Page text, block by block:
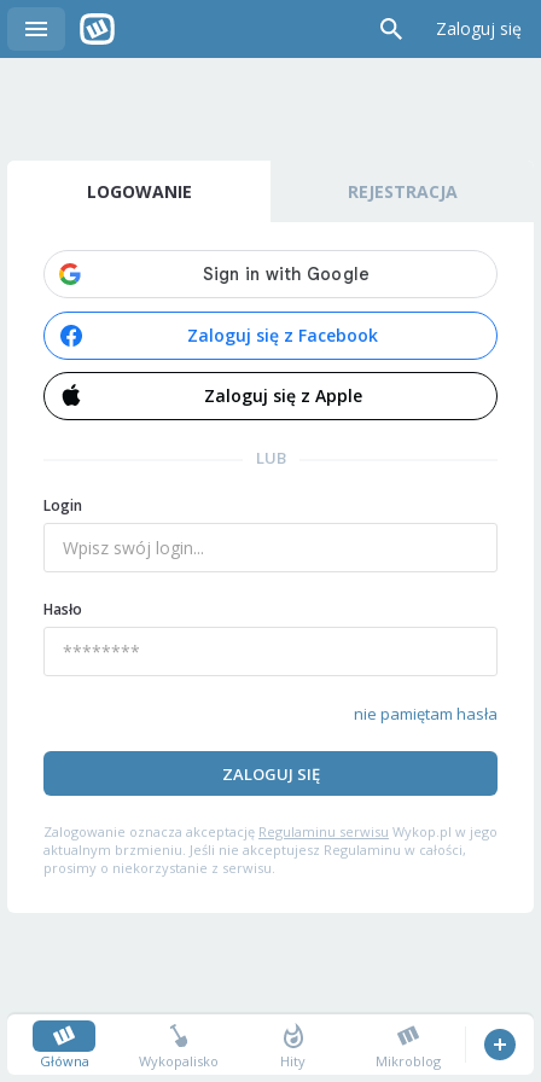
Zaloguj się
LOGOWANIE REJESTRACJA
Zaloguj się z Facebook
Zaloguj się z Apple
LUB
Login
Hasło
nie pamiętam hasła
ZALOGUJ SIĘ
Zalogowanie oznacza akceptację Regulaminu serwisu Wykop.pl w jego
aktualnym brzmieniu. Jeśli nie akceptujesz Regulaminu w całości,
prosimy o niekorzystanie z serwisu.
Główna Wykopalisko Hity Mikroblog